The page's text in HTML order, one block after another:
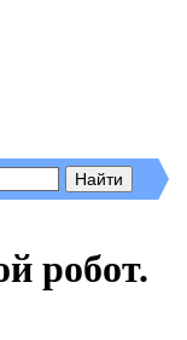
робот.